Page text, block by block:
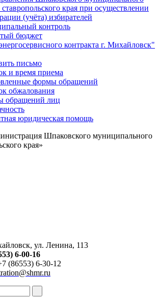
ставропольского края при осуществлении
(учёта) избирателей
контроль
бюджет
контракта г. Михайловск"
письмо
и время приема
формы обращений
обжалования
обращений лиц
юридическая помощь
Шпаковского муниципального
края»
ул. Ленина, 113
6-00-16
(86553) 6-30-12